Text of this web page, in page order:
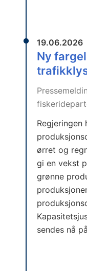
19.06.2026
Ny
Regjeringen
ørret og
gi en vekst
grønne
sendes nå